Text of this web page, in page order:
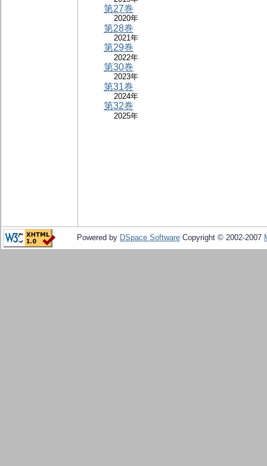
第27巻
2020年
第28巻
2021年
第29巻
2022年
第30巻
2023年
第31巻
2024年
第32巻
2025年
Powered by DSpace Software Copyright © 2002-2007